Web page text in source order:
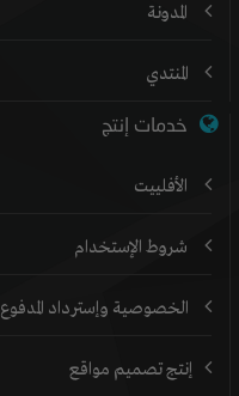
المدونة
المنتدي
خدمات إنتج
الأفلييت
شروط الإستخدام
الخصوصية وإسترداد المدفوع
إنتج تصميم مواقع